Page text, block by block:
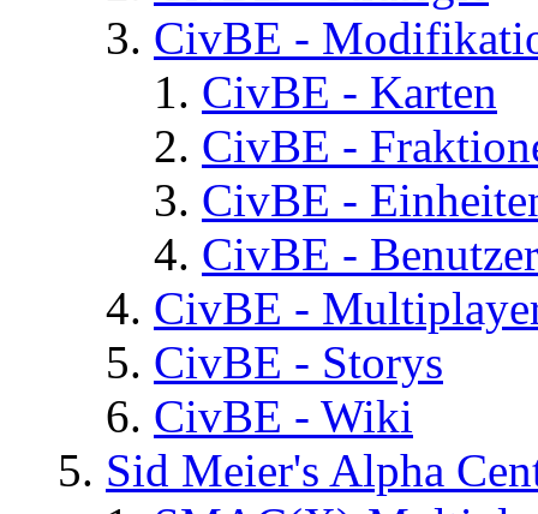
CivBE -
CivBE - Karten
CivBE -
CivBE -
CivBE -
CivBE -
CivBE - Storys
CivBE - Wiki
Sid Meier's Alpha